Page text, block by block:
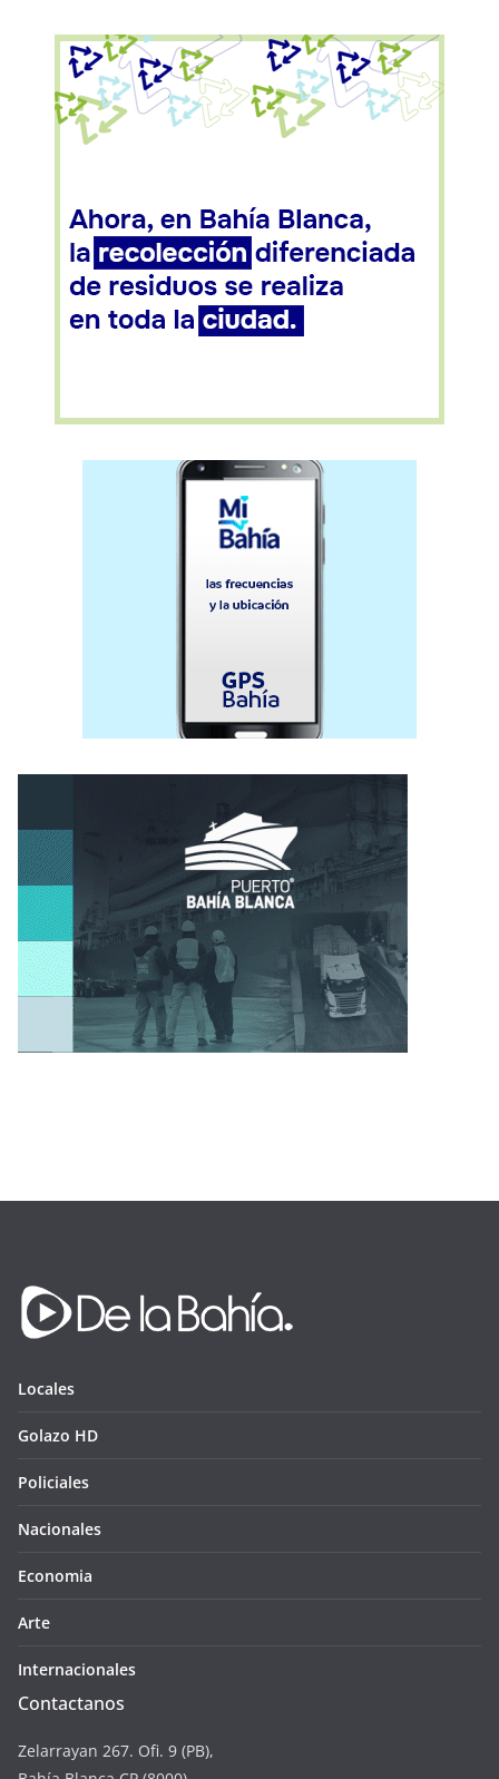
Locales
Golazo HD
Policiales
Nacionales
Economia
Arte
Internacionales
Contactanos
Zelarrayan 267. Ofi. 9 (PB),